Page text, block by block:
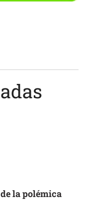
la polémica